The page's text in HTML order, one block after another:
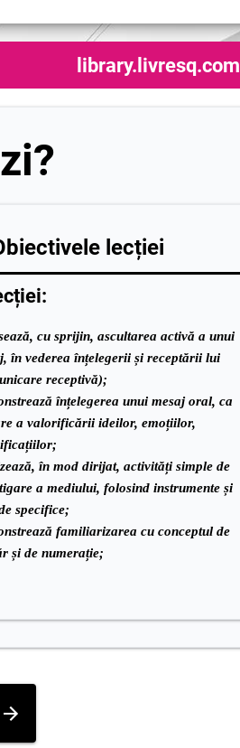
library.livresq.com
lecției
cu sprijin, ascultarea activă a unui
în vederea înțelegerii și receptării lui
receptivă);
înțelegerea unui mesaj oral, ca
a valorificării ideilor, emoțiilor,
în mod dirijat, activități simple de
a mediului, folosind instrumente și
specifice;
familiarizarea cu conceptul de
și de numerație;